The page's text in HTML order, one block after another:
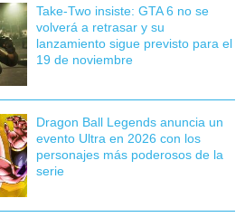
Take-Two insiste: GTA 6 no se
volverá a retrasar y su
lanzamiento sigue previsto para el
19 de noviembre
Dragon Ball Legends anuncia un
evento Ultra en 2026 con los
personajes más poderosos de la
serie